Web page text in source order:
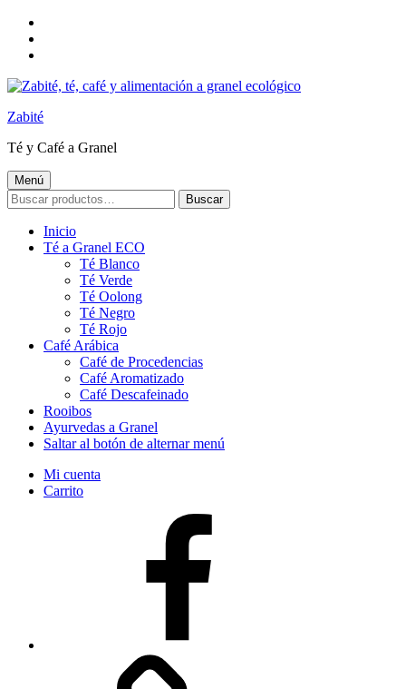
principal
principal
pie
página
Zabité
Té y Café a Granel
Menú
BUSCAR
POR:
Buscar
Inicio
Té a Granel ECO
Té Blanco
Té Verde
Té Oolong
Té Negro
Té Rojo
Café Arábica
Café de Procedencias
Café Aromatizado
Café Descafeinado
Rooibos
Ayurvedas a Granel
Saltar al botón de alternar menú
Mi cuenta
Carrito